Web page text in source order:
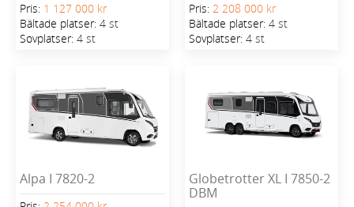
Pris: 1 127 000 kr
Bältade platser: 4 st
Sovplatser: 4 st
Pris: 2 208 000 kr
Bältade platser: 4 st
Sovplatser: 4 st
Alpa I 7820-2
Globetrotter XL I 7850-2
DBM